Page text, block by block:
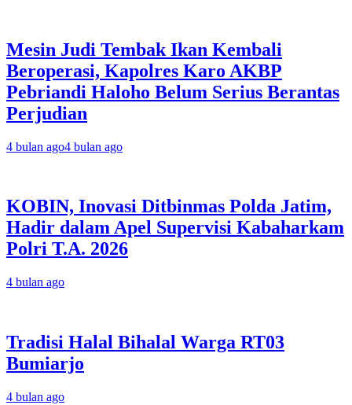
Mesin Judi Tembak Ikan Kembali
Beroperasi, Kapolres Karo AKBP
Pebriandi Haloho Belum Serius Berantas
Perjudian
4 bulan ago4 bulan ago
KOBIN, Inovasi Ditbinmas Polda Jatim,
Hadir dalam Apel Supervisi Kabaharkam
Polri T.A. 2026
4 bulan ago
Tradisi Halal Bihalal Warga RT03
Bumiarjo
4 bulan ago